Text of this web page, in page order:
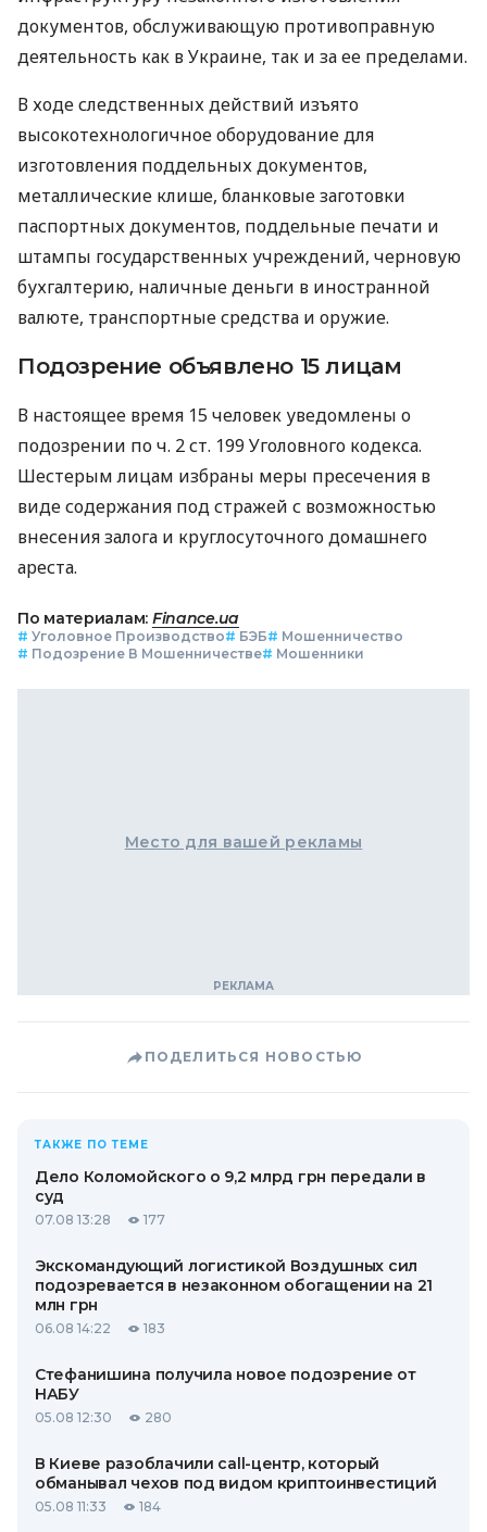
документов, обслуживающую противоправную
деятельность как в Украине, так и за ее пределами.
В ходе следственных действий изъято
высокотехнологичное оборудование для
изготовления поддельных документов,
металлические клише, бланковые заготовки
паспортных документов, поддельные печати и
штампы государственных учреждений, черновую
бухгалтерию, наличные деньги в иностранной
валюте, транспортные средства и оружие.
Подозрение объявлено 15 лицам
В настоящее время 15 человек уведомлены о
подозрении по ч. 2 ст. 199 Уголовного кодекса.
Шестерым лицам избраны меры пресечения в
виде содержания под стражей с возможностью
внесения залога и круглосуточного домашнего
ареста.
По материалам: Finance.ua
# Уголовное Производство# БЭБ# Мошенничество
# Подозрение В Мошенничестве# Мошенники
Место для вашей рекламы
ПОДЕЛИТЬСЯ НОВОСТЬЮ
ТАКЖЕ ПО ТЕМЕ
Дело Коломойского о 9,2 млрд грн передали в
суд
07.08 13:28 177
Экскомандующий логистикой Воздушных сил
подозревается в незаконном обогащении на 21
млн грн
06.08 14:22 183
Стефанишина получила новое подозрение от
НАБУ
05.08 12:30 280
В Киеве разоблачили call-центр, который
обманывал чехов под видом криптоинвестиций
05.08 11:33 184